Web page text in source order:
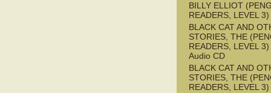
BILLY ELLIOT
READERS, LEVEL
BLACK CAT AND
STORIES, THE
READERS, LEVEL
Audio CD
BLACK CAT AND
STORIES, THE
READERS, LEVEL